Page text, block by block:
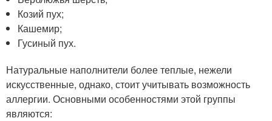
Козий пух;
Кашемир;
Гусиный пух.
Натуральные наполнители более теплые, нежели
искусственные, однако, стоит учитывать возможность
аллергии. Основными особенностями этой группы
являются: